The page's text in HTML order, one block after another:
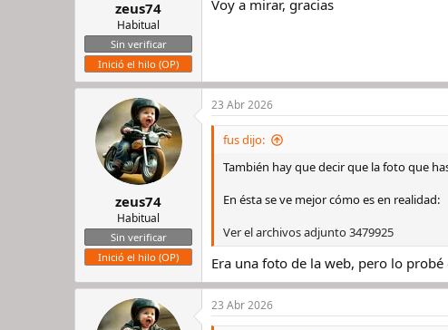
zeus74
Habitual
Sin verificar
Inició el hilo (OP)
Voy a mirar, gracias
zeus74
Habitual
Sin verificar
Inició el hilo (OP)
23 Abr 2026
fus dijo:
También hay que decir que la foto que
En ésta se ve mejor cómo es en realidad:
Ver el archivos adjunto 3479925
Era una foto de la web, pero lo
23 Abr 2026